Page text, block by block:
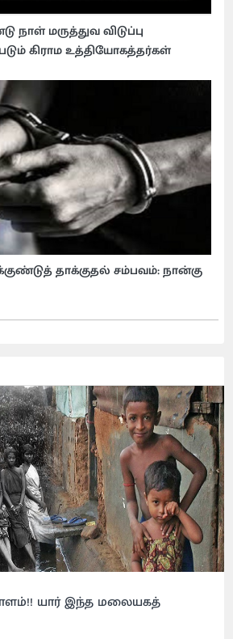
நாள் மருத்துவ விடுப்பு
கிராம உத்தியோகத்தர்கள்
தாக்குதல் சம்பவம்: நான்கு
யார் இந்த மலையகத்